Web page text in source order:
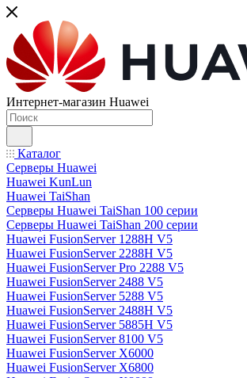
Интернет-магазин Huawei
Каталог
Серверы Huawei
Huawei KunLun
Huawei TaiShan
Серверы Huawei TaiShan 100 серии
Серверы Huawei TaiShan 200 серии
Huawei FusionServer 1288H V5
Huawei FusionServer 2288H V5
Huawei FusionServer Pro 2288 V5
Huawei FusionServer 2488 V5
Huawei FusionServer 5288 V5
Huawei FusionServer 2488H V5
Huawei FusionServer 5885H V5
Huawei FusionServer 8100 V5
Huawei FusionServer X6000
Huawei FusionServer X6800